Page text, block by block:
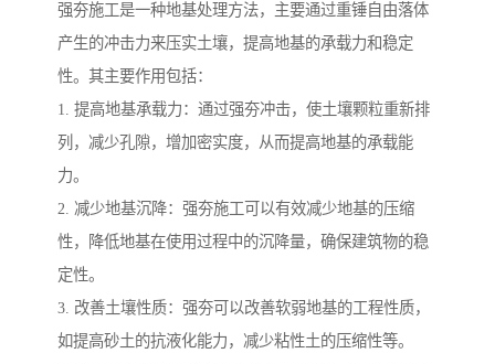
强夯施工是一种地基处理方法，主要通过重锤自由落体
产生的冲击力来压实土壤，提高地基的承载力和稳定
性。其主要作用包括：
1. 提高地基承载力：通过强夯冲击，使土壤颗粒重新排
列，减少孔隙，增加密实度，从而提高地基的承载能
力。
2. 减少地基沉降：强夯施工可以有效减少地基的压缩
性，降低地基在使用过程中的沉降量，确保建筑物的稳
定性。
3. 改善土壤性质：强夯可以改善软弱地基的工程性质，
如提高砂土的抗液化能力，减少粘性土的压缩性等。